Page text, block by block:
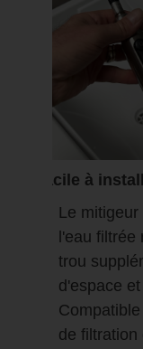
Facile à
Le
l'eau
trou
d'espace
de filtration